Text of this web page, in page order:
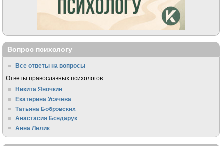
Вопрос психологу
Все ответы на вопросы
Ответы православных психологов:
Никита Яночкин
Екатерина Усачева
Татьяна Бобровских
Анастасия Бондарук
Анна Лелик